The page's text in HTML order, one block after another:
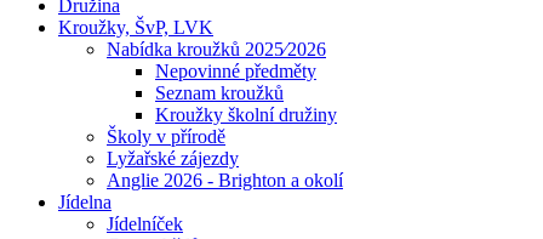
Družina
Kroužky, ŠvP, LVK
Nabídka kroužků 2025⁄2026
Nepovinné předměty
Seznam kroužků
Kroužky školní družiny
Školy v přírodě
Lyžařské zájezdy
Anglie 2026 - Brighton a okolí
Jídelna
Jídelníček